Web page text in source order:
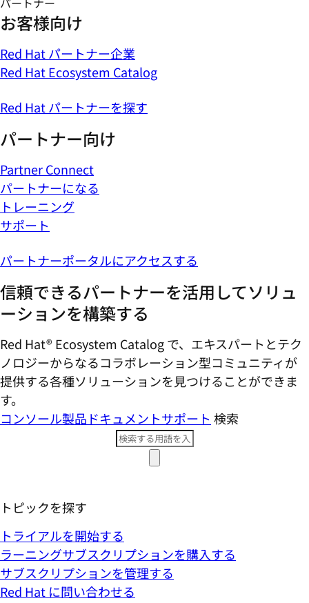
お客様向け
Red Hat パートナー企業
Red Hat Ecosystem Catalog
Red Hat パートナーを探す
パートナー向け
Partner Connect
パートナーになる
トレーニング
サポート
パートナーポータルにアクセスする
信頼できるパートナーを活用してソリュ
ーションを構築する
Red Hat® Ecosystem Catalog で、エキスパートとテク
ノロジーからなるコラボレーション型コミ​ュニティが
提供する各種ソリューションを見つけることができま
す。
コンソール製品ドキュメントサポート 検索
トピックを探す
トライアルを開始する
ラーニングサブスクリプションを購入する
サブスクリプションを管理する
Red Hat に問い合わせる